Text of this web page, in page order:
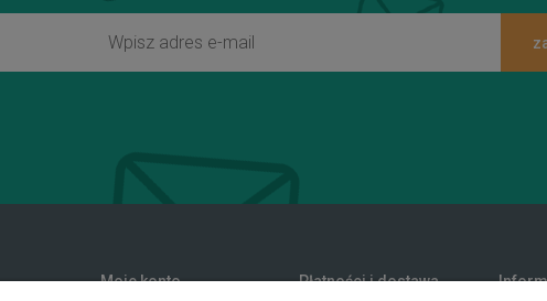
Moje konto Płatności i dostawa